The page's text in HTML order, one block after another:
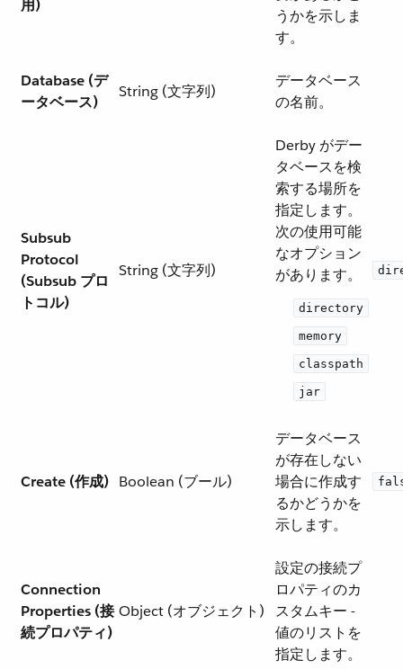
用)
うかを示しま
す。
Database (デ
ータベース)
String (文字列)
データベース
の名前。
Subsub
Protocol
(Subsub プロ
トコル)
String (文字列)
Derby がデー
タベースを検
索する場所を
指定します。
次の使用可能
なオプション
があります。
directory
memory
classpath
jar
Create (作成) Boolean (ブール)
データベース
が存在しない
場合に作成す
るかどうかを
示します。
Connection
Properties (接
続プロパティ)
Object (オブジェクト)
設定の接続プ
ロパティのカ
スタムキー -
値のリストを
指定します。